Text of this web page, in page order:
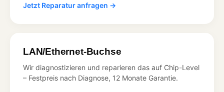
Jetzt Reparatur anfragen →
LAN/Ethernet-Buchse
Wir diagnostizieren und reparieren das auf Chip-Level
– Festpreis nach Diagnose, 12 Monate Garantie.